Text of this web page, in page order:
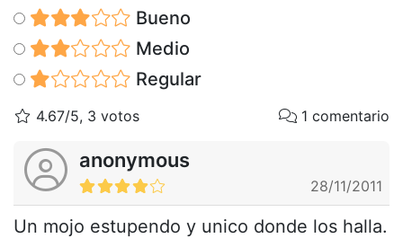
Bueno
Medio
Regular
4.67/5, 3 votos 1 comentario
anonymous
28/11/2011
Un mojo estupendo y unico donde los halla.